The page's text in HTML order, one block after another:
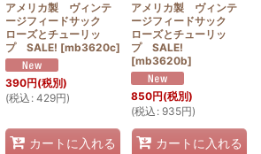
アメリカ製 ヴィンテ
ージフィードサック
ローズとチューリッ
プ SALE! [mb3620c]
390円(税別)
(税込 : 429円)
カートに入れる
アメリカ製 ヴィンテ
ージフィードサック
ローズとチューリッ
プ SALE!
[mb3620b]
850円(税別)
(税込 : 935円)
カートに入れる